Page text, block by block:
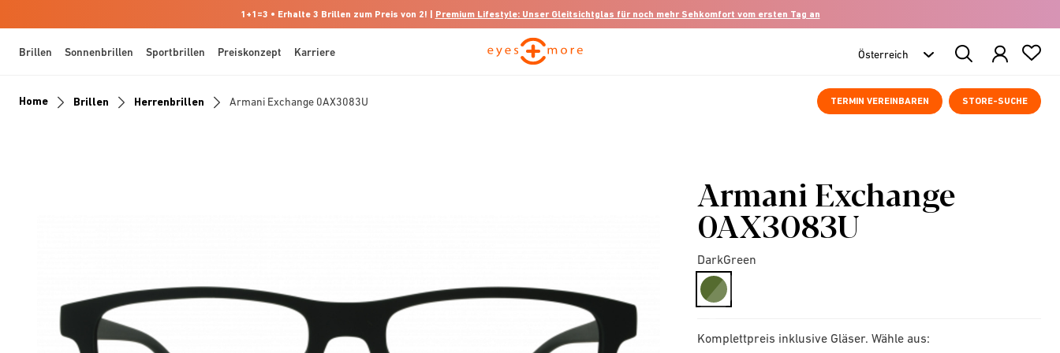
1+1=3 • Erhalte 3 Brillen zum Preis von 2! | Premium Lifestyle: Unser Gleitsichtglas für noch mehr Sehkomfort vom ersten Tag an
Brillen Sonnenbrillen Sportbrillen Preiskonzept Karriere
Search
Products
TERMIN VEREINBAREN STORE-SUCHE
Home Brillen Herrenbrillen Armani Exchange 0AX3083U
Armani Exchange
0AX3083U
DarkGreen
selected
Komplettpreis inklusive Gläser. Wähle aus: